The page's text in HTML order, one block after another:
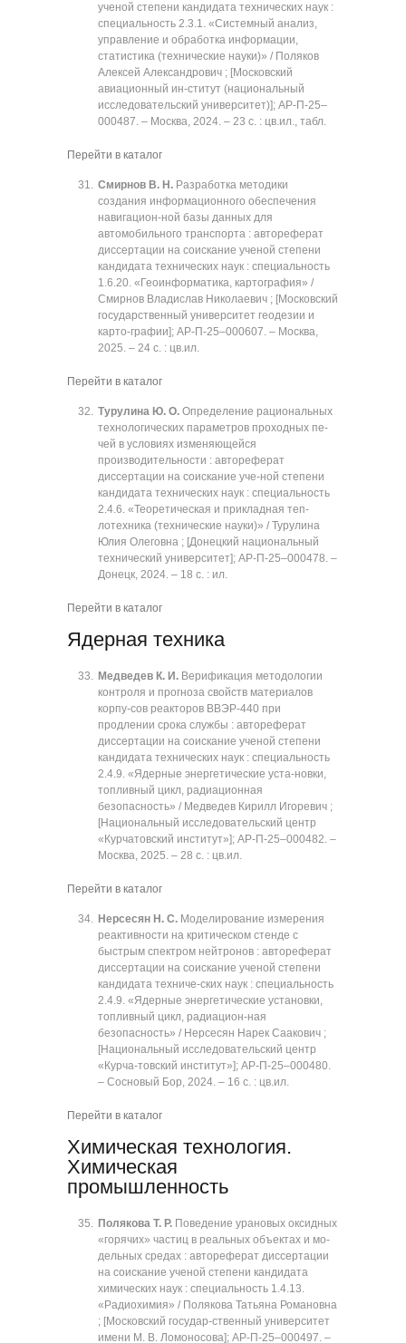
ученой степени кандидата технических наук :
специальность 2.3.1. «Системный анализ,
управление и обработка информации,
статистика (технические науки)» / Поляков
Алексей Александрович ; [Московский
авиационный ин-ститут (национальный
исследовательский университет)]; АР-П-25‒
000487. ‒ Москва, 2024. ‒ 23 с. : цв.ил., табл.
Перейти в каталог
Смирнов В. Н. Разработка методики
создания информационного обеспечения
навигацион-ной базы данных для
автомобильного транспорта : автореферат
диссертации на соискание ученой степени
кандидата технических наук : специальность
1.6.20. «Геоинформатика, картография» /
Смирнов Владислав Николаевич ; [Московский
государственный университет геодезии и
карто-графии]; АР-П-25‒000607. ‒ Москва,
2025. ‒ 24 с. : цв.ил.
Перейти в каталог
Турулина Ю. О. Определение рациональных
технологических параметров проходных пе-
чей в условиях изменяющейся
производительности : автореферат
диссертации на соискание уче-ной степени
кандидата технических наук : специальность
2.4.6. «Теоретическая и прикладная теп-
лотехника (технические науки)» / Турулина
Юлия Олеговна ; [Донецкий национальный
технический университет]; АР-П-25‒000478. ‒
Донецк, 2024. ‒ 18 с. : ил.
Перейти в каталог
Ядерная техника
Медведев К. И. Верификация методологии
контроля и прогноза свойств материалов
корпу-сов реакторов ВВЭР-440 при
продлении срока службы : автореферат
диссертации на соискание ученой степени
кандидата технических наук : специальность
2.4.9. «Ядерные энергетические уста-новки,
топливный цикл, радиационная
безопасность» / Медведев Кирилл Игоревич ;
[Национальный исследовательский центр
«Курчатовский институт»]; АР-П-25‒000482. ‒
Москва, 2025. ‒ 28 с. : цв.ил.
Перейти в каталог
Нерсесян Н. С. Моделирование измерения
реактивности на критическом стенде с
быстрым спектром нейтронов : автореферат
диссертации на соискание ученой степени
кандидата техниче-ских наук : специальность
2.4.9. «Ядерные энергетические установки,
топливный цикл, радиацион-ная
безопасность» / Нерсесян Нарек Саакович ;
[Национальный исследовательский центр
«Курча-товский институт»]; АР-П-25‒000480.
‒ Сосновый Бор, 2024. ‒ 16 с. : цв.ил.
Перейти в каталог
Химическая технология.
Химическая
промышленность
Полякова Т. Р. Поведение урановых оксидных
«горячих» частиц в реальных объектах и мо-
дельных средах : автореферат диссертации
на соискание ученой степени кандидата
химических наук : специальность 1.4.13.
«Радиохимия» / Полякова Татьяна Романовна
; [Московский государ-ственный университет
имени М. В. Ломоносова]; АР-П-25‒000497. ‒